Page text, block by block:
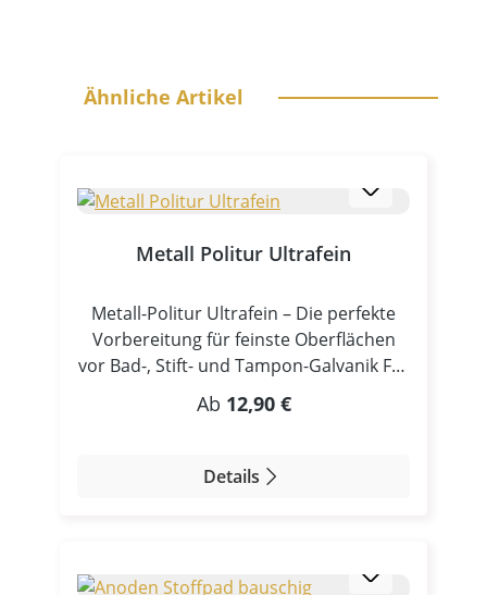
Ähnliche Artikel
Metall Politur Ultrafein
Metall-Politur Ultrafein – Die perfekte
Vorbereitung für feinste Oberflächen
vor Bad-, Stift- und Tampon-Galvanik Für
alle Anwendungen, bei denen extrem
feine Oberflächenqualität und
Metall-Politur Ultrafein ist das
empfindliche Oberflächen Die
Regulärer Preis:
Ab 12,90 €
Details